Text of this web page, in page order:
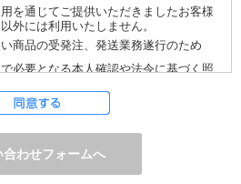
を通じてご提供いただきましたお客様
外には利用いたしません。
商品の受発注、発送業務遂行のため
必要となる本人確認や法令に基づく照
ム上でご希望の方のみに、下記サービ
メールなどによる情報のご提供
電製品、住まいづくり(新築・リフォー